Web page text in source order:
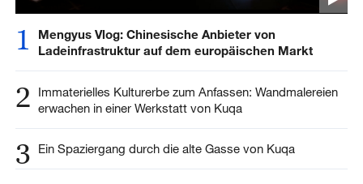
1
Mengyus Vlog: Chinesische Anbieter von
Ladeinfrastruktur auf dem europäischen Markt
2
Immaterielles Kulturerbe zum Anfassen: Wandmalereien
erwachen in einer Werkstatt von Kuqa
3 Ein Spaziergang durch die alte Gasse von Kuqa